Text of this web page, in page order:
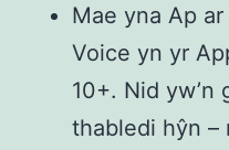
Mae yna Ap
Voice yn yr
10+. Nid yw’n
thabledi hŷn –